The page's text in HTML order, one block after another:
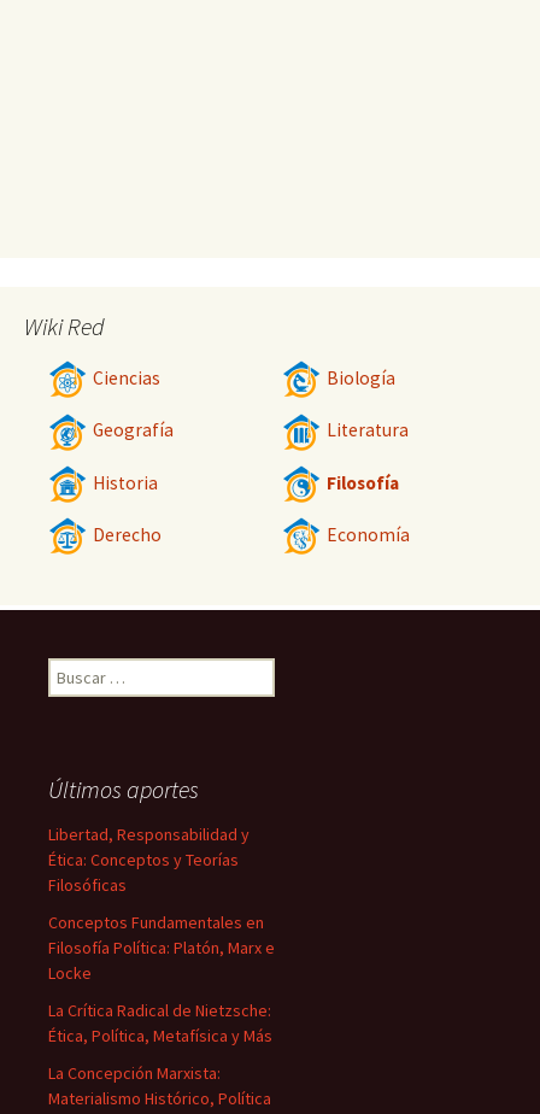
Wiki Red
Ciencias Biología
Geografía Literatura
Historia Filosofía
Derecho Economía
Buscar:
Últimos aportes
Libertad, Responsabilidad y
Ética: Conceptos y Teorías
Filosóficas
Conceptos Fundamentales en
Filosofía Política: Platón, Marx e
Locke
La Crítica Radical de Nietzsche:
Ética, Política, Metafísica y Más
La Concepción Marxista:
Materialismo Histórico, Política